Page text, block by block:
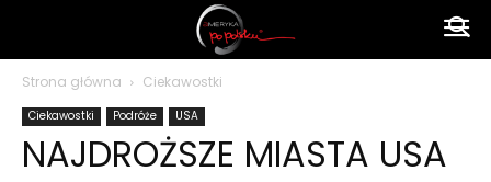
Strona główna Ciekawostki
Ciekawostki Podróże USA
NAJDROŻSZE MIASTA USA